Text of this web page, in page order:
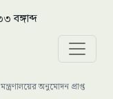
বঙ্গাব্দ
অনুমোদন প্রাপ্ত